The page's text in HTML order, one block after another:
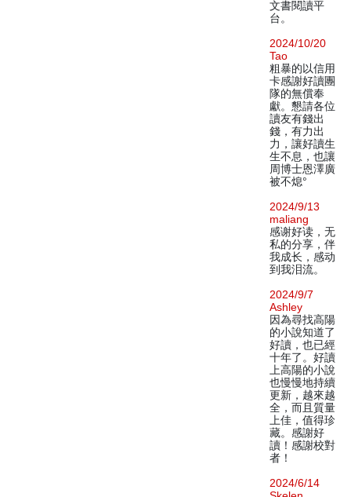
文書閱讀平
台。
2024/10/20
Tao
粗暴的以信用
卡感謝好讀團
隊的無償奉
獻。懇請各位
讀友有錢出
錢，有力出
力，讓好讀生
生不息，也讓
周博士恩澤廣
被不熄°
2024/9/13
maliang
感谢好读，无
私的分享，伴
我成长，感动
到我泪流。
2024/9/7
Ashley
因為尋找高陽
的小說知道了
好讀，也已經
十年了。好讀
上高陽的小說
也慢慢地持續
更新，越來越
全，而且質量
上佳，值得珍
藏。感謝好
讀！感謝校對
者！
2024/6/14